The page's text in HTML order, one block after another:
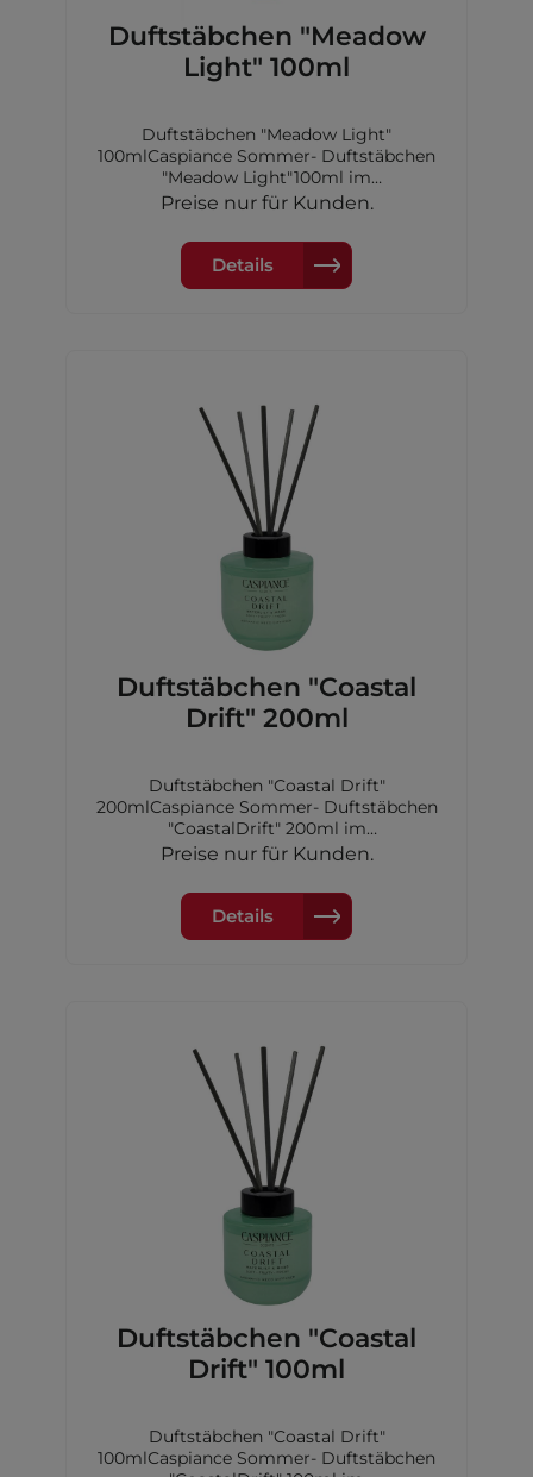
Duftstäbchen "Meadow
Light" 100ml
Duftstäbchen "Meadow Light"
100mlCaspiance Sommer- Duftstäbchen
"Meadow Light"100ml im
GlasfalkonDuftdauer: 4-6
und MagnolieHerznote: Jasmin, Tuberose,
Gewürznelke,Osmanthus, Zimtblatt, Rose
und PfirsichBasisnote: Vanille, Vetiver,
Preise nur für Kunden.
Details
Duftstäbchen "Coastal
Drift" 200ml
Duftstäbchen "Coastal Drift"
200mlCaspiance Sommer- Duftstäbchen
"CoastalDrift" 200ml im
GlasfalkonDuftdauer: 7-8
schwarzeJohannisbeere und
BirneHerznote: Ananas, Jasmin,
Maiglöckchen,Apfel, Magnolie und
Preise nur für Kunden.
Details
Duftstäbchen "Coastal
Drift" 100ml
Duftstäbchen "Coastal Drift"
100mlCaspiance Sommer- Duftstäbchen